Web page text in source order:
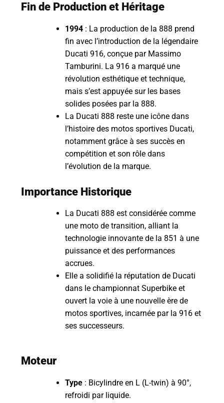
Fin de Production et Héritage
1994 : La production de la 888 prend
fin avec l’introduction de la légendaire
Ducati 916, conçue par Massimo
Tamburini. La 916 a marqué une
révolution esthétique et technique,
mais s’est appuyée sur les bases
solides posées par la 888.
La Ducati 888 reste une icône dans
l’histoire des motos sportives Ducati,
notamment grâce à ses succès en
compétition et son rôle dans
l’évolution de la marque.
Importance Historique
La Ducati 888 est considérée comme
une moto de transition, alliant la
technologie innovante de la 851 à une
puissance et des performances
accrues.
Elle a solidifié la réputation de Ducati
dans le championnat Superbike et
ouvert la voie à une nouvelle ère de
motos sportives, incarnée par la 916 et
ses successeurs.
Moteur
Type : Bicylindre en L (L-twin) à 90°,
refroidi par liquide.